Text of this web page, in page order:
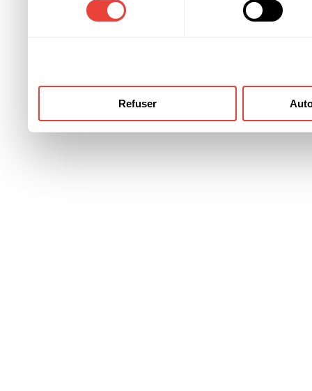
ont collectées lors de
Refuser